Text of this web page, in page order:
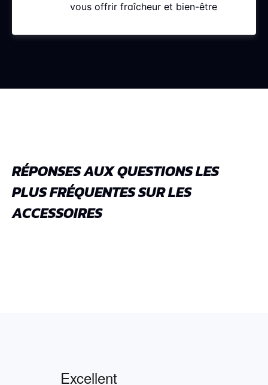
vous offrir fraîcheur et bien-être
RÉPONSES AUX QUESTIONS LES
PLUS FRÉQUENTES SUR LES
ACCESSOIRES